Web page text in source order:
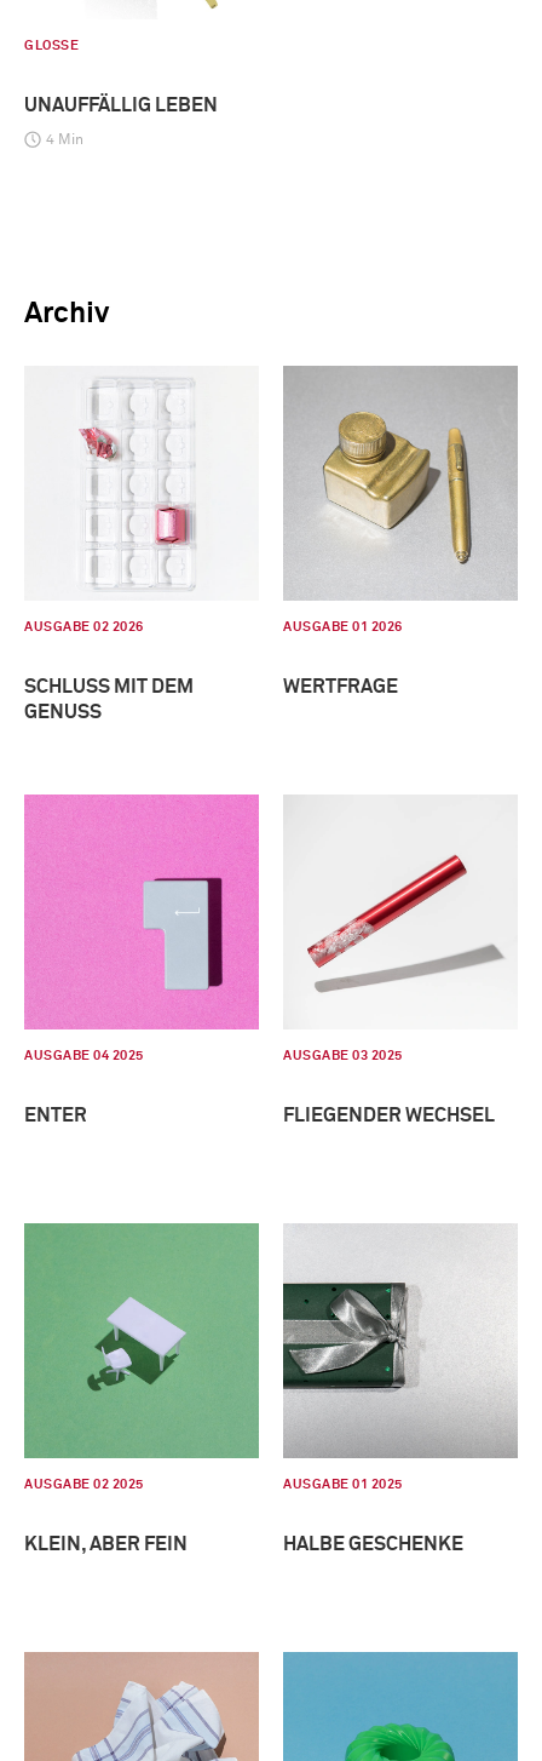
GLOSSE
UNAUFFÄLLIG LEBEN
4 Min
Archiv
AUSGABE 02 2026
SCHLUSS MIT DEM
GENUSS
AUSGABE 01 2026
WERTFRAGE
AUSGABE 04 2025
ENTER
AUSGABE 03 2025
FLIEGENDER WECHSEL
AUSGABE 02 2025
KLEIN, ABER FEIN
AUSGABE 01 2025
HALBE GESCHENKE